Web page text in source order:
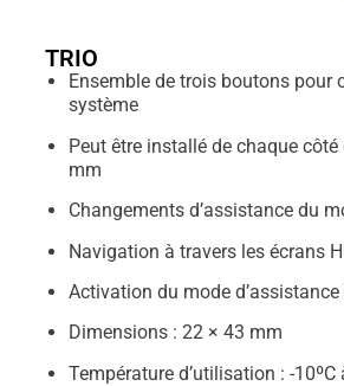
TRIO
Ensemble de trois boutons pour
système
Peut être installé de chaque
mm
Changements d’assistance du
Navigation à travers les écrans
Activation du mode
Dimensions : 22 × 43 mm
Température d’utilisation : -10ºC